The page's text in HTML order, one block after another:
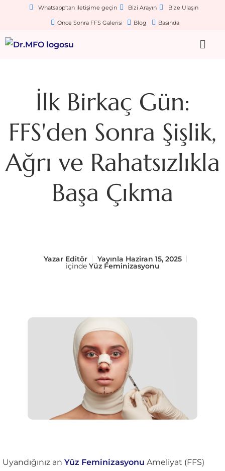
Whatsapp'tan iletişime geçin Bizi Arayın Bize Ulaşın
Önce Sonra FFS Galerisi Blog Basında
İlk Birkaç Gün:
FFS'den Sonra Şişlik,
Ağrı ve Rahatsızlıkla
Başa Çıkma
YazarEditör Yayınla Haziran 15, 2025
içinde Yüz Feminizasyonu
Uyandığınız an Yüz Feminizasyonu Ameliyat (FFS)